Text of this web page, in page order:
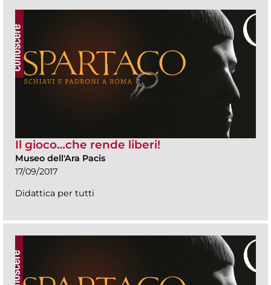
Il gioco…che rende liberi!
Museo dell'Ara Pacis
17/09/2017
Didattica per tutti